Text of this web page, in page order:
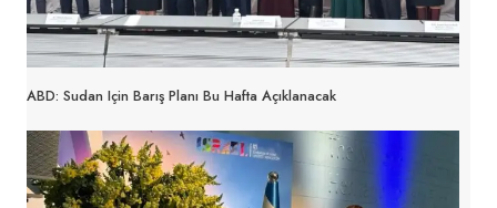
ABD: Sudan Için Barış Planı Bu Hafta Açıklanacak